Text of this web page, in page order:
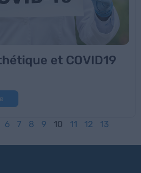
et COVID19
6 7 8 9 10 11 12 13